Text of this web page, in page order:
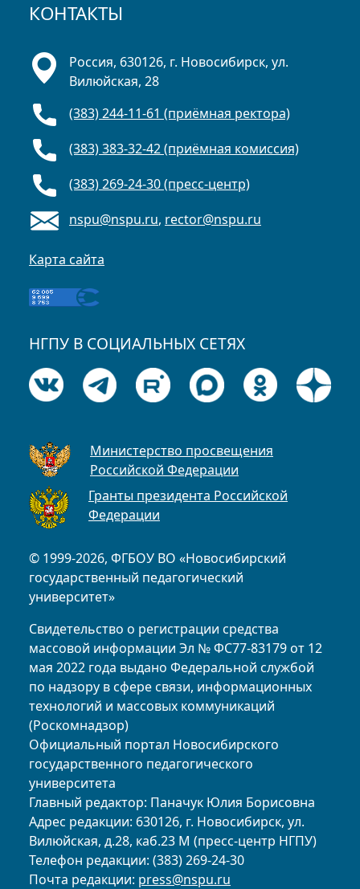
КОНТАКТЫ
© 1999-2026, ФГБОУ ВО «Новосибирский
государственный педагогический
университет»
Свидетельство о регистрации средства
массовой информации Эл № ФС77-83179 от 12
мая 2022 года выдано Федеральной службой
по надзору в сфере связи, информационных
технологий и массовых коммуникаций
(Роскомнадзор)
Официальный портал Новосибирского
государственного педагогического
университета
Главный редактор: Паначук Юлия Борисовна
Адрес редакции: 630126, г. Новосибирск, ул.
Вилюйская, д.28, каб.23 М (пресс-центр НГПУ)
Телефон редакции: (383) 269-24-30
Почта редакции: press@nspu.ru
Россия, 630126, г. Новосибирск, ул.
Вилюйская, 28
(383) 244-11-61 (приёмная ректора)
(383) 383-32-42 (приёмная комиссия)
(383) 269-24-30 (пресс-центр)
nspu@nspu.ru, rector@nspu.ru
Карта сайта
НГПУ В СОЦИАЛЬНЫХ СЕТЯХ
Министерство просвещения
Российской Федерации
Гранты президента Российской
Федерации